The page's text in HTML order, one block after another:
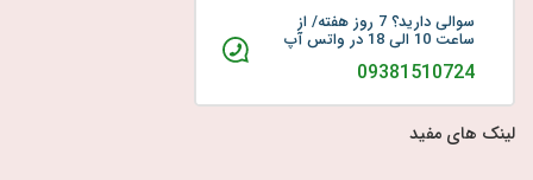
سوالی دارید؟ 7 روز هفته/ از
ساعت 10 الی 18 در واتس آپ
09381510724
لینک های مفید